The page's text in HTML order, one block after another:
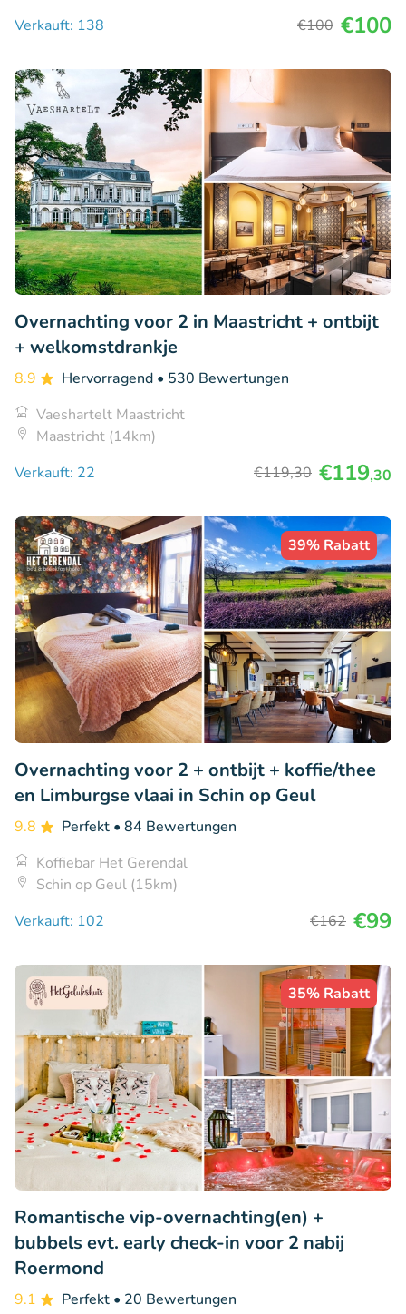
Verkauft: 138
€100 €100
Overnachting voor 2 in Maastricht + ontbijt
+ welkomstdrankje
8.9 Hervorragend • 530 Bewertungen
Vaeshartelt Maastricht
Maastricht (14km)
Verkauft: 22
€119,30 €119,30
39% Rabatt
Overnachting voor 2 + ontbijt + koffie/thee
en Limburgse vlaai in Schin op Geul
9.8 Perfekt • 84 Bewertungen
Koffiebar Het Gerendal
Schin op Geul (15km)
Verkauft: 102
€162 €99
35% Rabatt
Romantische vip-overnachting(en) +
bubbels evt. early check-in voor 2 nabij
Roermond
9.1 Perfekt • 20 Bewertungen